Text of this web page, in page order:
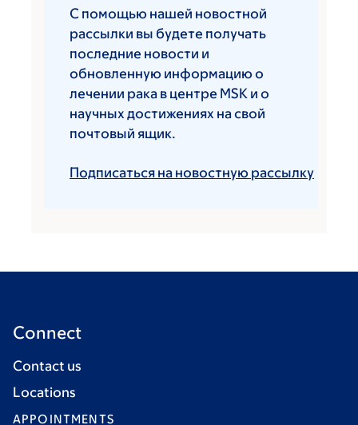
С помощью нашей новостной
рассылки вы будете получать
последние новости и
обновленную информацию о
лечении рака в центре MSK и о
научных достижениях на свой
почтовый ящик.
Подписаться на новостную рассылку
Connect
Contact us
Locations
APPOINTMENTS